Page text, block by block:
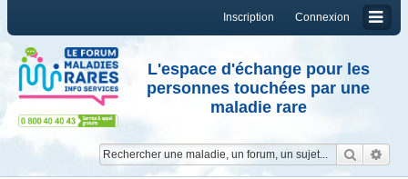
Connexion
Inscription
L'espace d'échange pour les
personnes touchées par une
maladie rare